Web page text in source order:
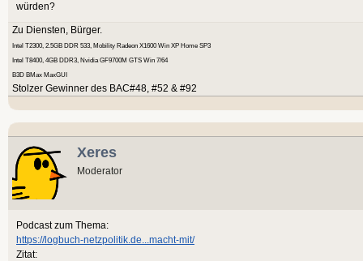
würden?
Zu Diensten, Bürger.
Intel T2300, 2.5GB DDR 533, Mobility Radeon X1600 Win XP Home SP3
Intel T8400, 4GB DDR3, Nvidia GF9700M GTS Win 7/64
B3D BMax MaxGUI
Stolzer Gewinner des BAC#48, #52 & #92
Xeres
Moderator
Podcast zum Thema:
https://logbuch-netzpolitik.de...macht-mit/
Zitat: